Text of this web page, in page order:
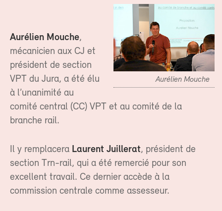
Aurélien Mouche
Aurélien Mouche,
mécanicien aux CJ et
président de section
VPT du Jura, a été élu
à l’unanimité au
comité central (CC) VPT et au comité de la
branche rail.
Il y remplacera Laurent Juillerat, président de
section Trn-rail, qui a été remercié pour son
excellent travail. Ce dernier accède à la
commission centrale comme assesseur.